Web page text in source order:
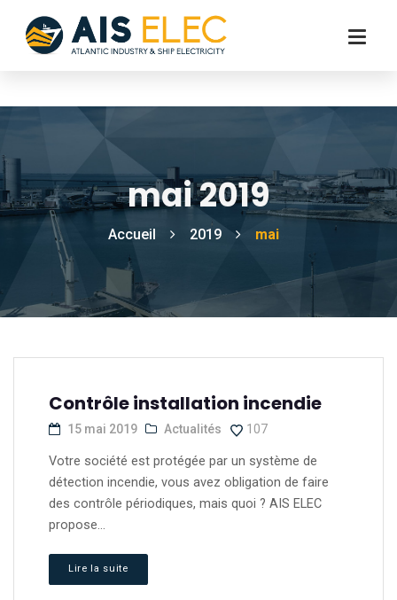
mai 2019
Accueil 2019 mai
Contrôle installation incendie
15 mai 2019 Actualités 107
Votre société est protégée par un système de
détection incendie, vous avez obligation de faire
des contrôle périodiques, mais quoi ? AIS ELEC
propose...
Lire la suite